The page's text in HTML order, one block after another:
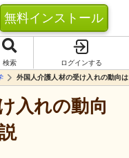
無料インストール
検索
ログインする
外国人介護人材の受け入れの動向
入れの動向